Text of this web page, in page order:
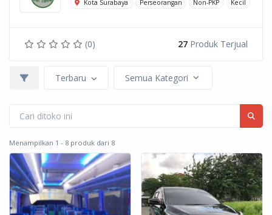
Kota Surabaya Perseorangan Non-PKP Kecil
(0) 27 Produk Terjual
Terbaru Semua Kategori
Menampilkan 1 - 8 produk dari 8